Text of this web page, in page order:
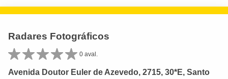
Radares Fotográficos
0 aval.
Avenida Doutor Euler de Azevedo, 2715, 30*E, Santo